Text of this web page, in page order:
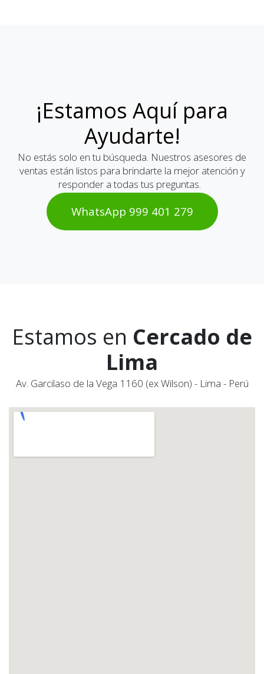
¡Estamos Aquí para
Ayudarte!
No estás solo en tu búsqueda. Nuestros asesores de
ventas están listos para brindarte la mejor atención y
responder a todas tus preguntas.
WhatsAp​​​​p 999 401 2​​79
Estamos en Cercado de
Lima
Av. Garcilaso de la Vega 1160 (ex Wilson) - Lima - Perú